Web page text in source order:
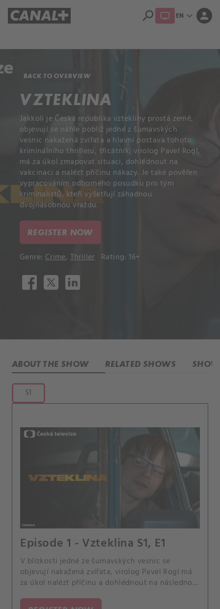
search EN expand_more person
BACK TO OVERVIEW
VZTEKLINA
Jakkoli je Česká republika vztekliny prostá země,
objevují se náhle poblíž jedné z šumavských
vesnic nakažená zvířata a hlavní postava tohoto
kriminálního thrilleru, třicátník, virolog Pavel Rogl,
má za úkol zmapovat situaci, dohlédnout na
vakcinaci a nalézt příčinu nákazy. Je také pověřen
vypracováním odborného posudku pro tým
kriminalistů, kteří vyšetřují záhadnou
dvojnásobnou vraždu.
REGISTER NOW
Genre: Crime, Thriller Rating: 16+
ABOUT THE SHOW RELATED SHOWS
S1
Episode 1 - Vzteklina S1, E1
V blízkosti jedné ze šumavských vesnic se
objevují nakažená zvířata, virolog Pavel Rogl má
za úkol nalézt příčinu a dohlédnout na následnou
vypracováním odborného posudku pro tým